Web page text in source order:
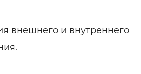
внешнего и внутреннего